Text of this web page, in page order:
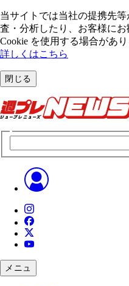
当サイトでは当社の提携先
査・分析したり、お客様に
Cookie を使⽤する場合があり
詳しくはこちら
閉じる
メニュ